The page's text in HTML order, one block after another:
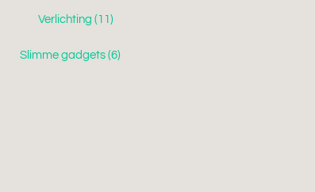
Verlichting (11)
Slimme gadgets (6)